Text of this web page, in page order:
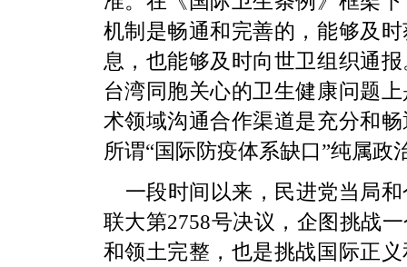
机制是畅通和完善的，能够及
息，也能够及时向世卫组织通
台湾同胞关心的卫生健康问题
术领域沟通合作渠道是充分和
所谓“国际防疫体系缺口”纯属政
一段时间以来，民进党当局
联大第2758号决议，企图挑战
和领土完整，也是挑战国际正